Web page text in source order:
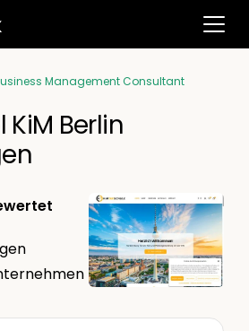
Management Consultant
KiM Berlin